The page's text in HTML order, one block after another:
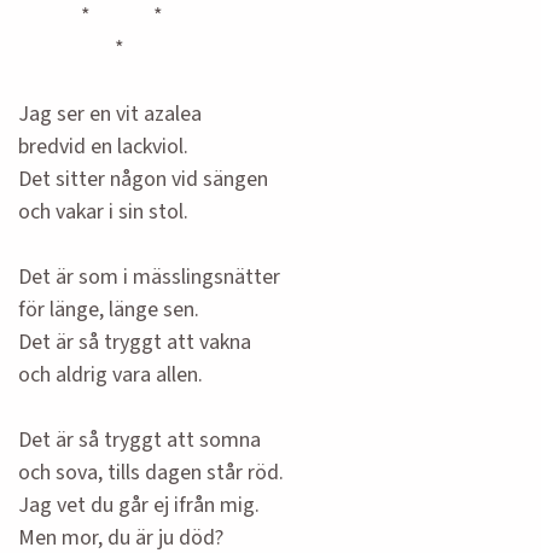
* *
*
Jag ser en vit azalea
bredvid en lackviol.
Det sitter någon vid sängen
och vakar i sin stol.
Det är som i mässlingsnätter
för länge, länge sen.
Det är så tryggt att vakna
och aldrig vara allen.
Det är så tryggt att somna
och sova, tills dagen står röd.
Jag vet du går ej ifrån mig.
Men mor, du är ju död?